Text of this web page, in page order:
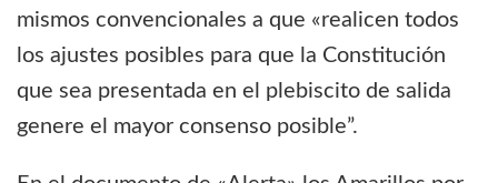
mismos convencionales a que «realicen todos
los ajustes posibles para que la Constitución
que sea presentada en el plebiscito de salida
genere el mayor consenso posible”.